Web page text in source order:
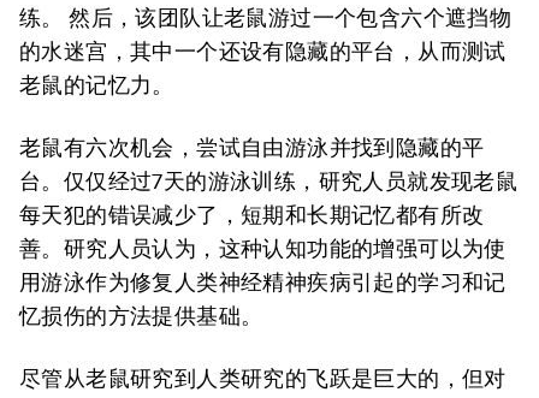
练。 然后，该团队让老鼠游过一个包含六个遮挡物
的水迷宫，其中一个还设有隐藏的平台，从而测试
老鼠的记忆力。
老鼠有六次机会，尝试自由游泳并找到隐藏的平
台。仅仅经过7天的游泳训练，研究人员就发现老鼠
每天犯的错误减少了，短期和长期记忆都有所改
善。研究人员认为，这种认知功能的增强可以为使
用游泳作为修复人类神经精神疾病引起的学习和记
忆损伤的方法提供基础。
尽管从老鼠研究到人类研究的飞跃是巨大的，但对